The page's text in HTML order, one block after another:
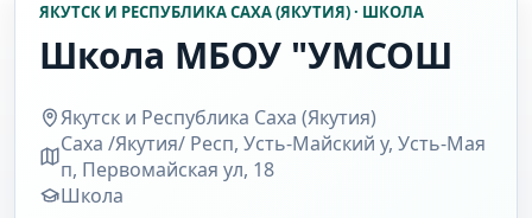
ЯКУТСК И РЕСПУБЛИКА САХА (ЯКУТИЯ) · ШКОЛА
Школа МБОУ "УМСОШ
Якутск и Республика Саха (Якутия)
Саха /Якутия/ Респ, Усть-Майский у, Усть-Мая
п, Первомайская ул, 18
Школа